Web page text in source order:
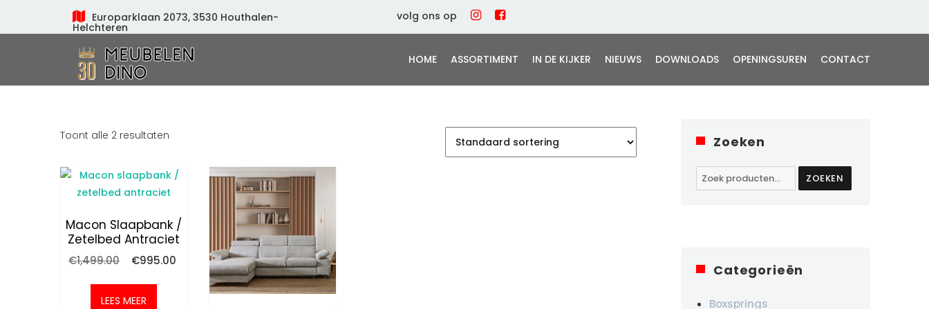
Europarklaan 2073, 3530 Houthalen-
Helchteren
volg ons op
HOME ASSORTIMENT IN DE KIJKER NIEUWS DOWNLOADS OPENINGSUREN CONTACT
Toont alle 2 resultaten
Macon Slaapbank /
Zetelbed Antraciet
€1,499.00
Oorspronkelijke
was:
€1,499.00.
€995.00
Huidige
LEES MEER
Zoeken
Zoeken
naar:
ZOEKEN
Categorieën
Boxsprings